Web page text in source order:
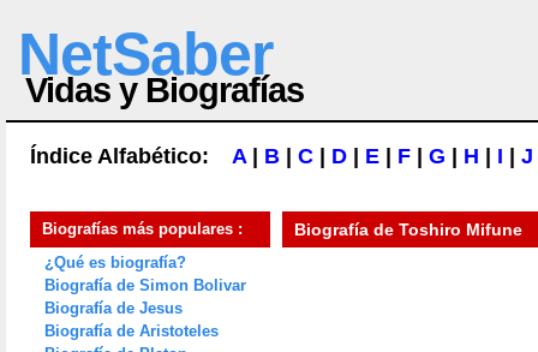
NetSaber
Vidas y Biografías
Índice Alfabético: A| B C D E F G H I J
Biografías más populares :
¿Qué es biografía?
Biografía de Simon Bolivar
Biografía de Jesus
Biografía de Aristoteles
Biografía de Toshiro Mifune